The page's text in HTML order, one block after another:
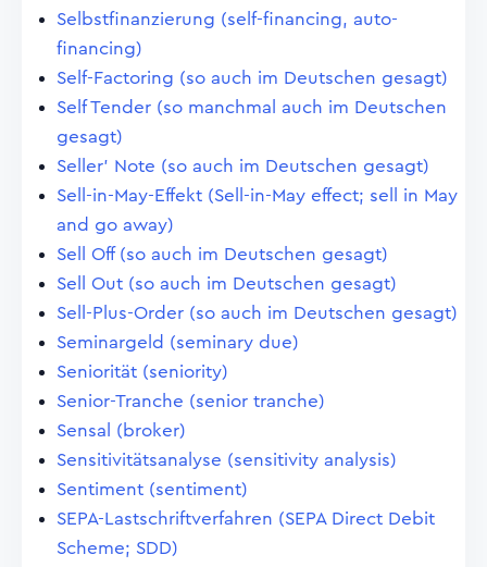
Selbstfinanzierung (self-financing, auto-
financing)
Self-Factoring (so auch im Deutschen gesagt)
Self Tender (so manchmal auch im Deutschen
gesagt)
Seller' Note (so auch im Deutschen gesagt)
Sell-in-May-Effekt (Sell-in-May effect; sell in May
and go away)
Sell Off (so auch im Deutschen gesagt)
Sell Out (so auch im Deutschen gesagt)
Sell-Plus-Order (so auch im Deutschen gesagt)
Seminargeld (seminary due)
Seniorität (seniority)
Senior-Tranche (senior tranche)
Sensal (broker)
Sensitivitätsanalyse (sensitivity analysis)
Sentiment (sentiment)
SEPA-Lastschriftverfahren (SEPA Direct Debit
Scheme; SDD)